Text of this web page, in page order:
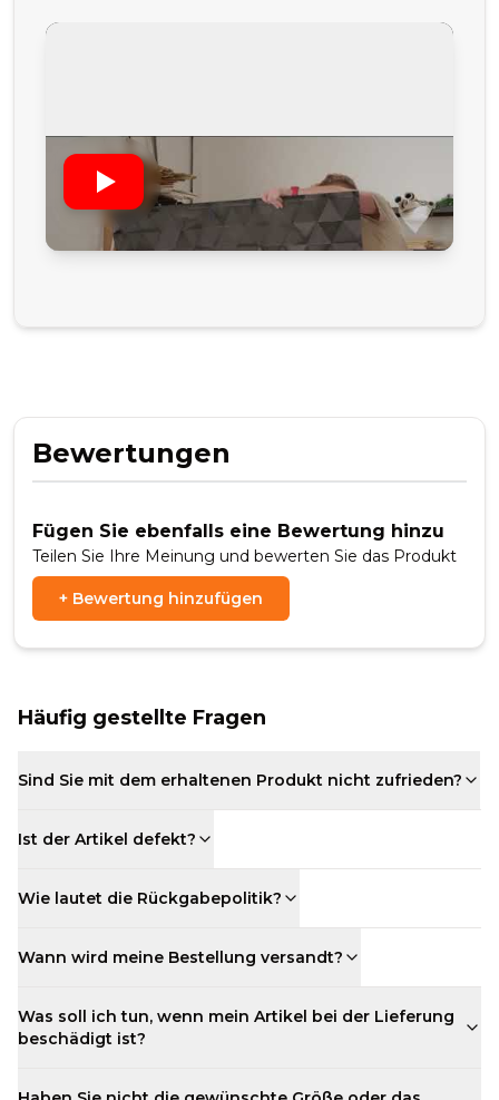
Bewertungen
Fügen Sie ebenfalls eine Bewertung hinzu
Teilen Sie Ihre Meinung und bewerten Sie das Produkt
+ Bewertung hinzufügen
Häufig gestellte Fragen
Sind Sie mit dem erhaltenen Produkt nicht zufrieden?
Ist der Artikel defekt?
Wie lautet die Rückgabepolitik?
Wann wird meine Bestellung versandt?
Was soll ich tun, wenn mein Artikel bei der Lieferung
beschädigt ist?